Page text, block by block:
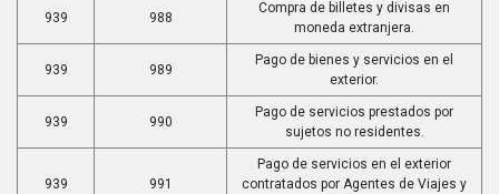
939 988
Compra de billetes y divisas en
moneda extranjera.
939 989
Pago de bienes y servicios en el
exterior.
939 990
Pago de servicios prestados por
sujetos no residentes.
939 991
Pago de servicios en el exterior
contratados por Agentes de Viajes y